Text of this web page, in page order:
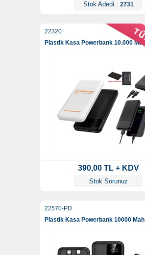
Stok Adedi : 2731
22320
Plastik Kasa Powerbank 10.000 Mah
390,00 TL + KDV
Stok Sorunuz
22570-PD
Plastik Kasa Powerbank 10000 Mah